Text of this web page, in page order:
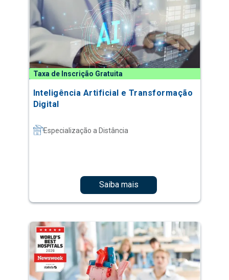
Taxa de Inscrição Gratuita
Inteligência Artificial e Transformação
Digital
Especialização a Distância
Saiba mais